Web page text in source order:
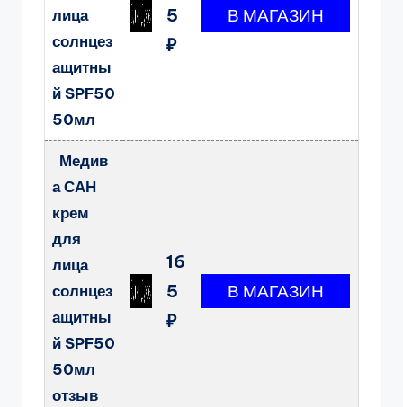
лица
солнцез
ащитны
й SPF50
50мл
5
₽
Медив
а САН
крем
для
лица
солнцез
ащитны
й SPF50
50мл
отзыв
16
5
₽